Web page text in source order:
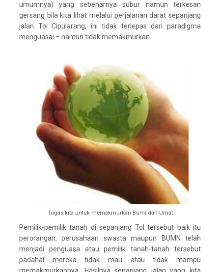
umumnya) yang sebenarnya subur namun terkesan
gersang bila kita lihat melalui perjalanan darat sepanjang
jalan Tol Cipularang, ini tidak terlepas dari paradigma
menguasai – namun tidak memakmurkan.
Tugas kita untuk memakmurkan Bumi dan Umat
Pemilik-pemilik tanah di sepanjang Tol tersebut baik itu
perorangan, perusahaan swasta maupun BUMN telah
menjadi penguasa atau pemilik tanah-tanah tersebut
padahal mereka tidak mau atau tidak mampu